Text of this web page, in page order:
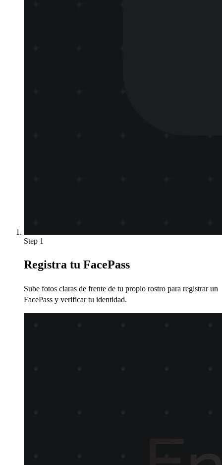
Step 1
Registra tu FacePass
Sube fotos claras de frente de tu propio rostro para registrar un
FacePass y verificar tu identidad.